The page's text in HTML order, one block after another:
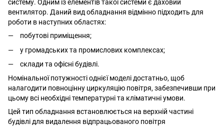
систему. Одним із елементів такої системи є даховий
вентилятор. Даний вид обладнання відмінно підходить для
роботи в наступних областях:
побутові приміщення;
у громадських та промислових комплексах;
склади та офісні будівлі.
Номінальної потужності однієї моделі достатньо, щоб
налагодити повноцінну циркуляцію повітря, забезпечивши при
цьому всі необхідні температурні та кліматичні умови.
Цей тип обладнання встановлюється на верхній частині
будівлі для видалення відпрацьованого повітря